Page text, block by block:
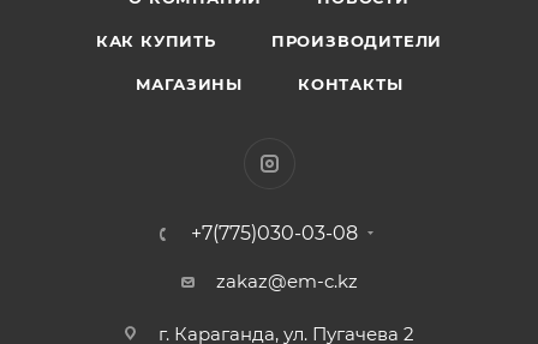
КАК КУПИТЬ ПРОИЗВОДИТЕЛИ
МАГАЗИНЫ КОНТАКТЫ
+7(775)030-03-08
zakaz@em-c.kz
г. Караганда, ул. Пугачева 2